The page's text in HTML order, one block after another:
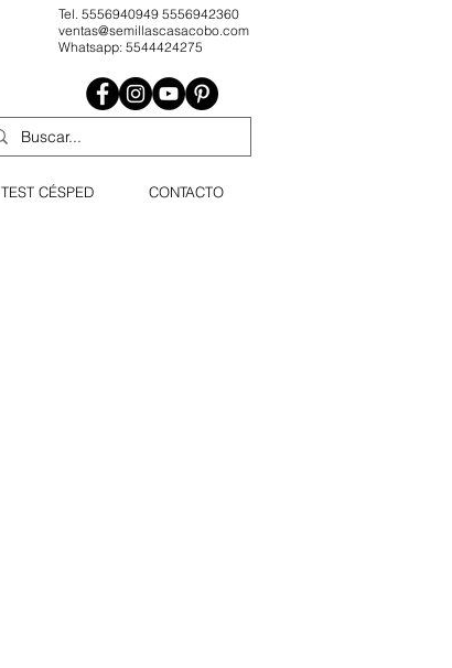
Tel. 5556940949 5556942360
ventas@semillascasacobo.com
Whatsapp: 5544424275
TEST CÉSPED CONTACTO